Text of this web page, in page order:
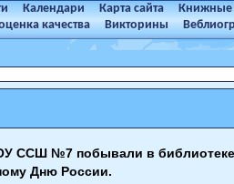
Календари Карта сайта
Книжные
качества Викторины
ССШ №7 побывали в
Дню России.